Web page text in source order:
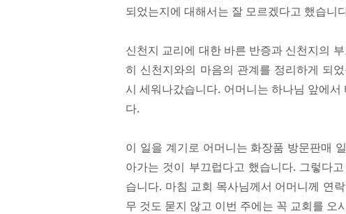
되었는지에 대해서는 잘 모르겠다고 했습니
신천지 교리에 대한 바른 반증과 신천지의
히 신천지와의 마음의 관계를 정리하게 되
시 세워나갔습니다. 어머니는 하나님 앞에
다.
이 일을 계기로 어머니는 화장품 방문판매
아가는 것이 부끄럽다고 했습니다. 그렇다
습니다. 마침 교회 목사님께서 어머니께 연
무 것도 묻지 않고 이번 주에는 꼭 교회를 오